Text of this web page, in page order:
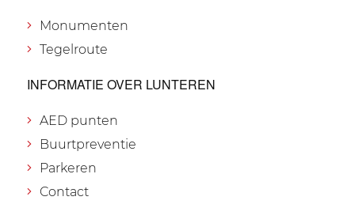
Monumenten
Tegelroute
INFORMATIE OVER LUNTEREN
AED punten
Buurtpreventie
Parkeren
Contact